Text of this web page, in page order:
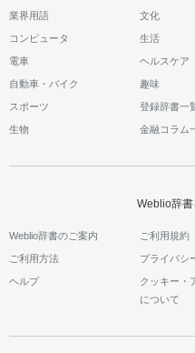
業界用語 文化
コンピュータ 生活
電車 ヘルスケア
自動車・バイク 趣味
スポーツ 登録辞書一
生物 金融コラム
Weblio辞
Weblio辞書のご案内 ご利用規約
ご利用方法 プライバシ
ヘルプ
クッキー・
について